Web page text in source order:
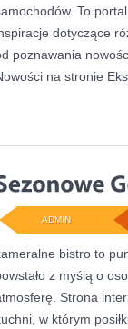
To
dotyczące
poznawania
na stronie
ADMIN
bistro to
z myślą o
Strona
w którym